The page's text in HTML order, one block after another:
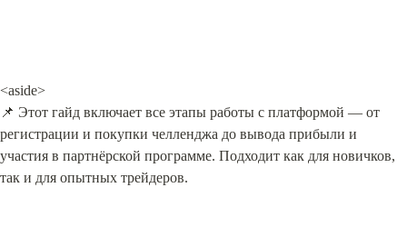
<aside>
📌 Этот гайд включает все этапы работы с платформой — от
регистрации и покупки челленджа до вывода прибыли и
участия в партнёрской программе. Подходит как для новичков,
так и для опытных трейдеров.